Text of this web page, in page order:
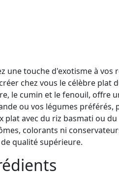
une touche d'exotisme à vos
chez vous le célèbre plat
le cumin et le fenouil, offre
ou vos légumes préférés,
plat avec du riz basmati ou
colorants ni
qualité supérieure.